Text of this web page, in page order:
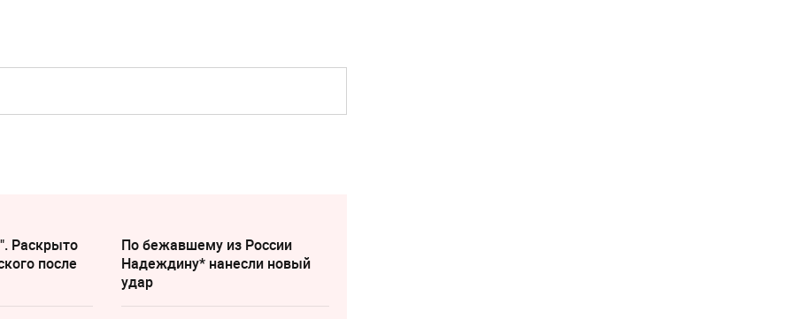
Раскрыто
после
По бежавшему из России
Надеждину* нанесли новый
удар